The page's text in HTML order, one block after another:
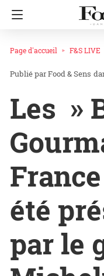
Page d'accueil F&S LIVE
Food & Sens
Les »
été
par le